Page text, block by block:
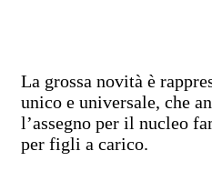
La grossa novità è
unico e universale, che
l’assegno per il nucleo
per figli a carico.